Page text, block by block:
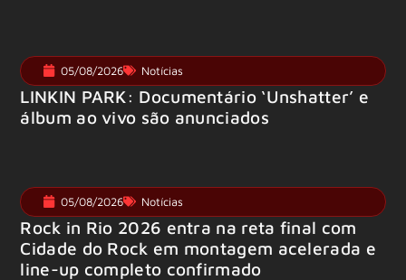
05/08/2026 Notícias
LINKIN PARK: Documentário ‘Unshatter’ e
álbum ao vivo são anunciados
05/08/2026 Notícias
Rock in Rio 2026 entra na reta final com
Cidade do Rock em montagem acelerada e
line-up completo confirmado